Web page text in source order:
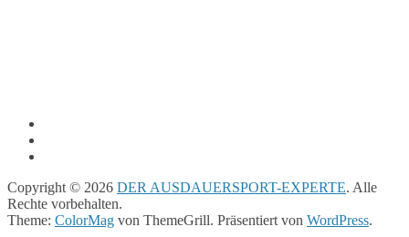
Copyright © 2026 DER AUSDAUERSPORT-EXPERTE. Alle
Rechte vorbehalten.
Theme: ColorMag von ThemeGrill. Präsentiert von WordPress.